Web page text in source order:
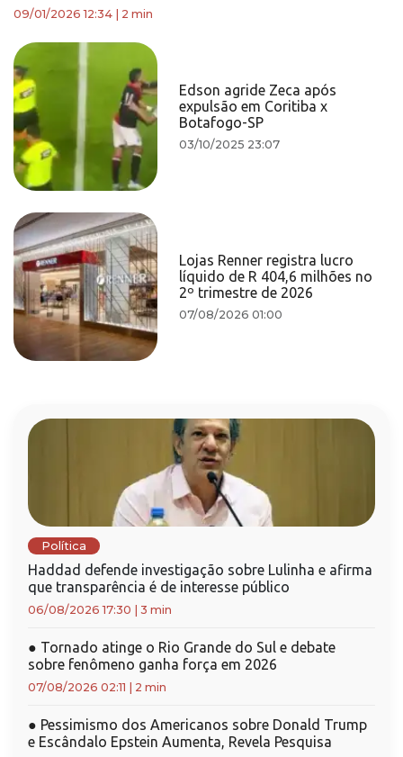
09/01/2026 12:34 2 min
Edson agride Zeca após
expulsão em Coritiba x
Botafogo-SP
03/10/2025 23:07
Lojas Renner registra lucro
líquido de R 404,6 milhões no
2º trimestre de 2026
07/08/2026 01:00
Política
Haddad defende investigação sobre Lulinha e afirma
que transparência é de interesse público
06/08/2026 17:30 3 min
● Tornado atinge o Rio Grande do Sul e debate
sobre fenômeno ganha força em 2026
07/08/2026 02:11 2 min
● Pessimismo dos Americanos sobre Donald Trump
e Escândalo Epstein Aumenta, Revela Pesquisa